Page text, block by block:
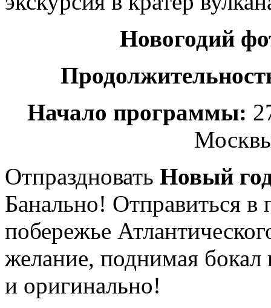
Новогодий
Начало программы:
Отпраздновать Новый
Банально! Отправиться в
побережье
желание, поднимая
и оригинально!